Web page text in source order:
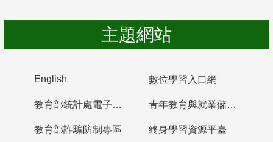
主題網站
English 數位學習入口網
教育部統計處電子書櫃 青年教育與就業儲蓄帳戶
教育部詐騙防制專區 終身學習資源平臺